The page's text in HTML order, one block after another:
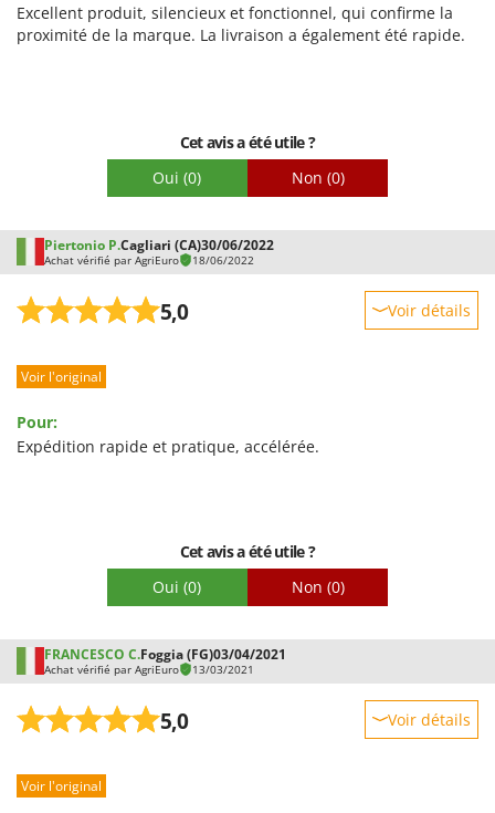
W
Wiper EcoRobot
Wolf Garten
Wortex
Worx
Y Yard Force
Z
Zanon
ZGrills
Qualité / Prix
Excellent produit, silencieux et fonctionnel, qui confirme la
proximité de la marque. La livraison a également été rapide.
Cet avis a été utile ?
Oui (0) Non (0)
Piertonio P.Cagliari (CA)30/06/2022
Achat vérifié par AgriEuro 18/06/2022
5,0 Voir détails
Prestations
Qualité / Prix
Voir l'original
Pour:
Expédition rapide et pratique, accélérée.
Cet avis a été utile ?
Oui (0) Non (0)
FRANCESCO C.Foggia (FG)03/04/2021
Achat vérifié par AgriEuro 13/03/2021
5,0 Voir détails
Prestations
Voir l'original